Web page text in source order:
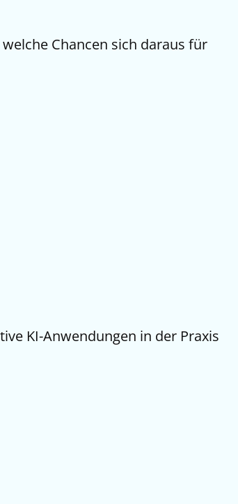
Chancen sich daraus für
KI-Anwendungen in der Praxis